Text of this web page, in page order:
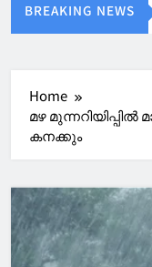
BREAKING NEWS
Home
മഴ മുന്നറിയിപ്പിൽ
കനക്കും